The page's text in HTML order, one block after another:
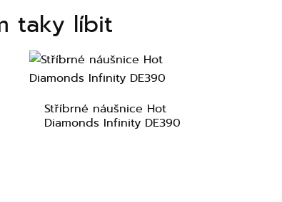
taky líbit
Stříbrné náušnice Hot
Diamonds Infinity DE390